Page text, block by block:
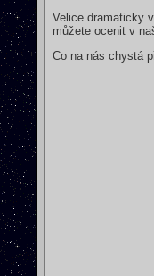
Velice dramaticky
můžete ocenit v
Co na nás chystá